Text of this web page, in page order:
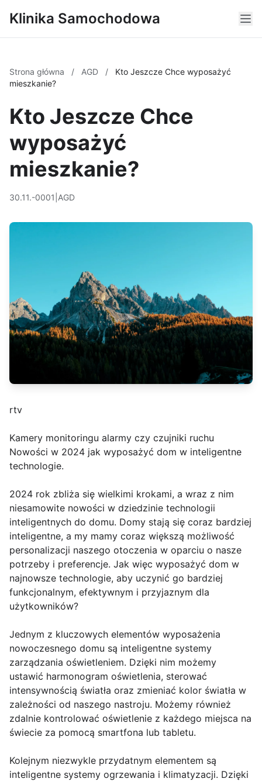
Klinika Samochodowa
Strona główna / AGD /
Kto Jeszcze Chce wyposażyć
mieszkanie?
Kto Jeszcze Chce
wyposażyć
mieszkanie?
30.11.-0001 AGD
rtv
Kamery monitoringu alarmy czy czujniki ruchu
Nowości w 2024 jak wyposażyć dom w inteligentne
technologie.
2024 rok zbliża się wielkimi krokami, a wraz z nim
niesamowite nowości w dziedzinie technologii
inteligentnych do domu. Domy stają się coraz bardziej
inteligentne, a my mamy coraz większą możliwość
personalizacji naszego otoczenia w oparciu o nasze
potrzeby i preferencje. Jak więc wyposażyć dom w
najnowsze technologie, aby uczynić go bardziej
funkcjonalnym, efektywnym i przyjaznym dla
użytkowników?
Jednym z kluczowych elementów wyposażenia
nowoczesnego domu są inteligentne systemy
zarządzania oświetleniem. Dzięki nim możemy
ustawić harmonogram oświetlenia, sterować
intensywnością światła oraz zmieniać kolor światła w
zależności od naszego nastroju. Możemy również
zdalnie kontrolować oświetlenie z każdego miejsca na
świecie za pomocą smartfona lub tabletu.
Kolejnym niezwykle przydatnym elementem są
inteligentne systemy ogrzewania i klimatyzacji. Dzięki